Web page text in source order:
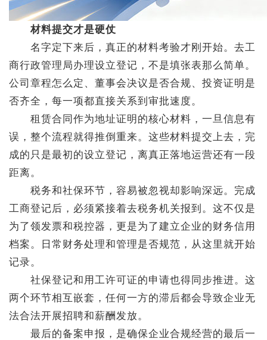
材料提交才是硬仗
名字定下来后，真正的材料考验才刚开始。去工
商行政管理局办理设立登记，不是填张表那么简单。
公司章程怎么定、董事会决议是否合规、投资证明是
否齐全，每一项都直接关系到审批速度。
租赁合同作为地址证明的核心材料，一旦信息有
误，整个流程就得推倒重来。这些材料提交上去，完
成的只是最初的设立登记，离真正落地运营还有一段
距离。
税务和社保环节，容易被忽视却影响深远。完成
工商登记后，必须紧接着去税务机关报到。这不仅是
为了领发票和税控器，更是为了建立企业的财务信用
档案。日常财务处理和管理是否规范，从这里就开始
记录。
社保登记和用工许可证的申请也得同步推进。这
两个环节相互嵌套，任何一方的滞后都会导致企业无
法合法开展招聘和薪酬发放。
最后的备案申报，是确保企业合规经营的最后一